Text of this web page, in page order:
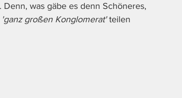
was gäbe es denn Schöneres,
'ganz großen Konglomerat' teilen